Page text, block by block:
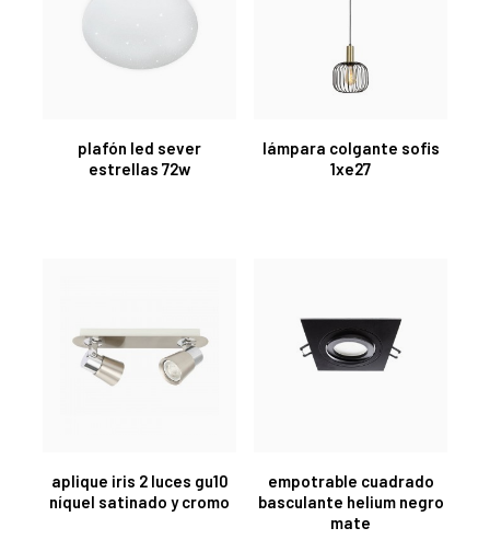
plafón led sever
estrellas 72w
lámpara colgante sofis
1xe27
aplique iris 2 luces gu10
níquel satinado y cromo
empotrable cuadrado
basculante helium negro
mate